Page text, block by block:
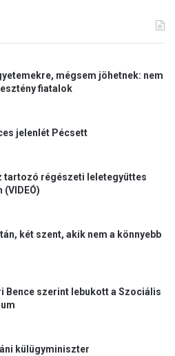
mégsem jöhetnek: nem
fiatalok
jelenlét Pécsett
tartozó régészeti leletegyüttes
két szent, akik nem a könnyebb
Bence szerint lebukott a Szociális
külügyminiszter